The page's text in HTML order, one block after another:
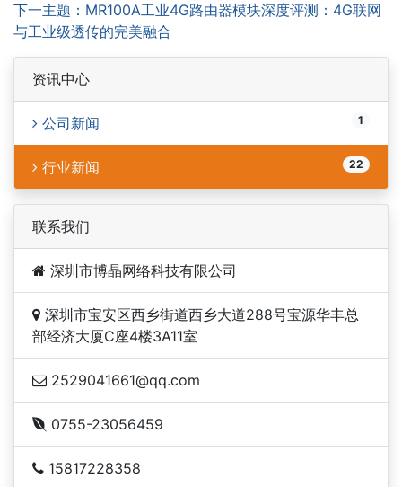
下一主题：MR100A工业4G路由器模块深度评测：4G联网
与工业级透传的完美融合
资讯中心
公司新闻 1
行业新闻 22
联系我们
深圳市博晶网络科技有限公司
深圳市宝安区西乡街道西乡大道288号宝源华丰总
部经济大厦C座4楼3A11室
2529041661@qq.com
0755-23056459
15817228358